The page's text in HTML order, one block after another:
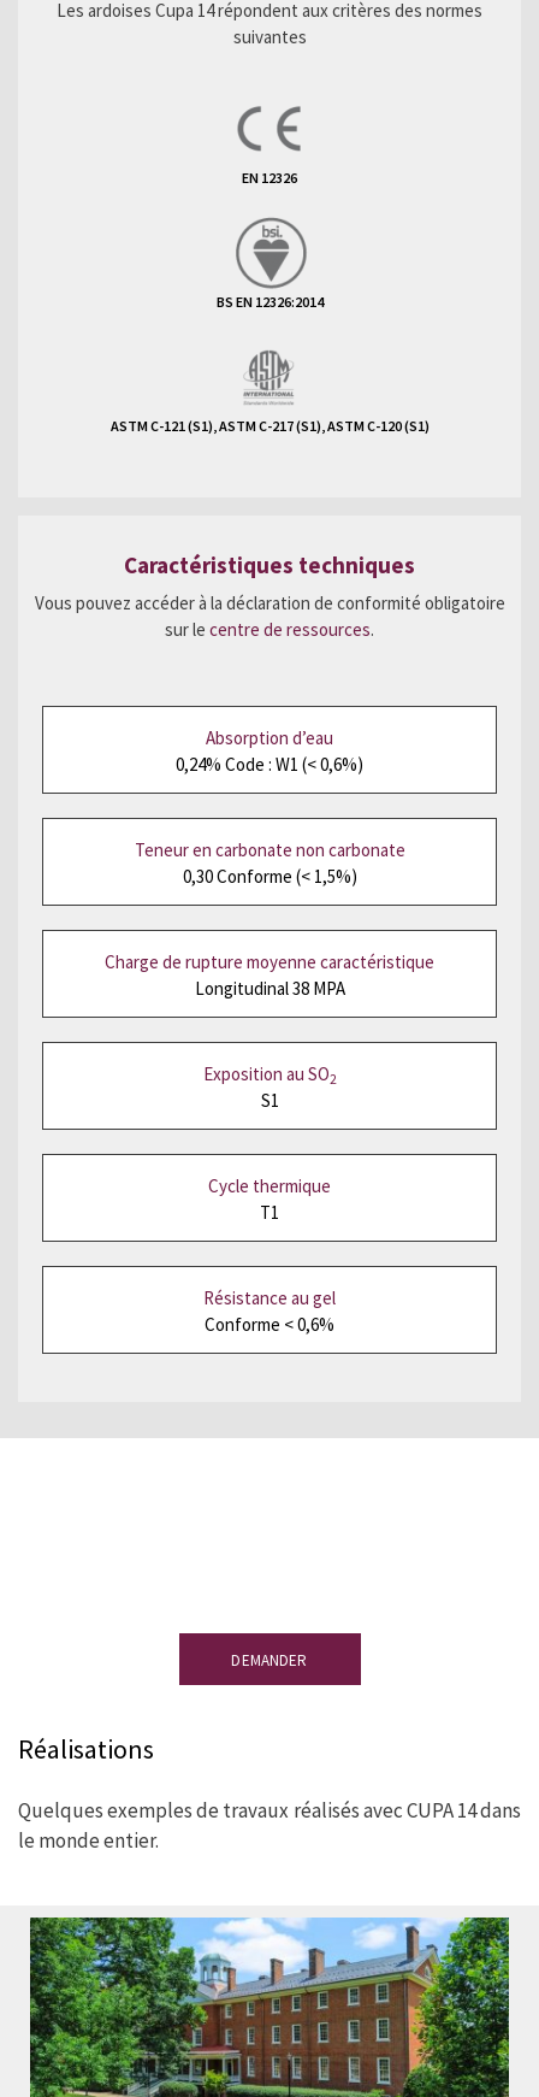
Les ardoises Cupa 14 répondent aux critères des normes
suivantes
EN 12326
BS EN 12326:2014
ASTM C-121 (S1), ASTM C-217 (S1), ASTM C-120 (S1)
Caractéristiques techniques
Vous pouvez accéder à la déclaration de conformité obligatoire
sur le centre de ressources.
Absorption d’eau
0,24% Code : W1 (< 0,6%)
Teneur en carbonate non carbonate
0,30 Conforme (< 1,5%)
Charge de rupture moyenne caractéristique
Longitudinal 38 MPA
Exposition au SO2
S1
Cycle thermique
T1
Résistance au gel
Conforme < 0,6%
DEMANDER
Réalisations
Quelques exemples de travaux réalisés avec CUPA 14 dans
le monde entier.